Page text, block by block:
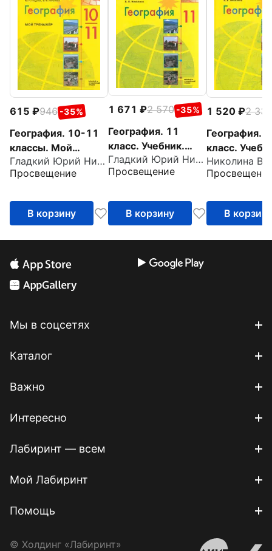
615 946 -35%
География. 10-11
классы. Мой
тренажёр. Базовый
и углубленный
Гладкий Юрий Никифорович
Просвещение
В корзину
1 671 2 570 -35%
География. 11
класс. Учебник.
Базовый и
углубленный
Гладкий Юрий Никифорович
Просвещение
В корзину
1 520
2 339
География.
класс.
Базовый и
углубленный
В корзину
Мы в соцсетях
Каталог
Важно
Интересно
Лабиринт — всем
Мой Лабиринт
Помощь
© Холдинг «Лабиринт»